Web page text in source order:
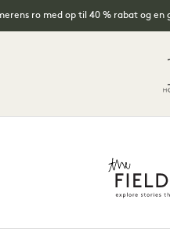
ro med op til 40 % rabat og en